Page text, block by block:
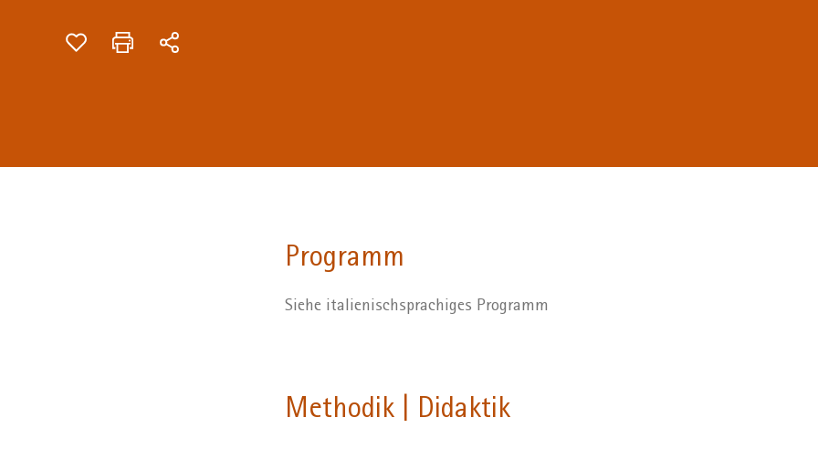
Programm
Siehe italienischsprachiges Programm
Methodik | Didaktik